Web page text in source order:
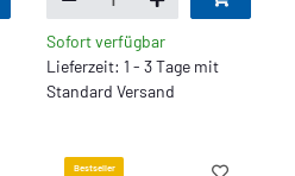
Sofort verfügbar
Lieferzeit: 1 - 3 Tage mit
Standard Versand
Bestseller